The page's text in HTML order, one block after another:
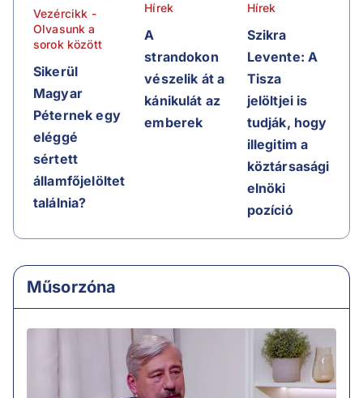
Vezércikk -
Olvasunk a
sorok között
Sikerül
Magyar
Péternek egy
eléggé
sértett
államfőjelöltet
találnia?
Hírek
A
strandokon
vészelik át a
kánikulát az
emberek
Hírek
Szikra
Levente: A
Tisza
jelöltjei is
tudják, hogy
illegitim a
köztársasági
elnöki
pozíció
Műsorzóna